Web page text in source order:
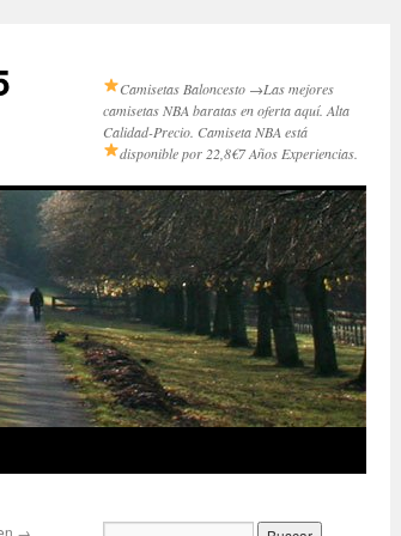
Camisetas Baloncesto →Las mejores
camisetas NBA baratas en oferta aquí. Alta
Calidad-Precio. Camiseta NBA está
disponible por 22,8€7 Años Experiencias.
→